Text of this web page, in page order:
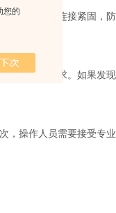
您的口，确保连接紧固，
合标准要求。如果发
操作人员需要接受专